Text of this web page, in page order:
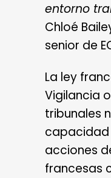
entorno
Chloé
senior de
La ley
Vigilancia
tribunales
acciones
francesas